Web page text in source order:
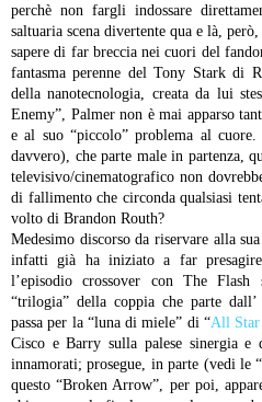
perchè non fargli indossare
saltuaria scena divertente qua e là,
sapere di far breccia nei cuori del
fantasma perenne del Tony Stark di
della nanotecnologia, creata da lui
Enemy”, Palmer non è mai apparso
e al suo “piccolo” problema al
davvero), che parte male in partenza,
televisivo/cinematografico non
di fallimento che circonda qualsiasi
volto di Brandon Routh?
Medesimo discorso da riservare alla
infatti già ha iniziato a far presagire
l’episodio crossover con The
“trilogia” della coppia che parte dall’
passa per la “luna di miele” di “All Star
Cisco e Barry sulla palese sinergia e
innamorati; prosegue, in parte (vedi le
questo “Broken Arrow”, per poi,